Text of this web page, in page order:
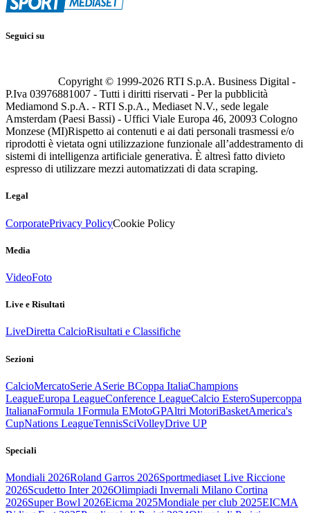
Seguici su
Copyright © 1999-2026 RTI S.p.A. Business Digital -
P.Iva 03976881007 - Tutti i diritti riservati - Per la pubblicità
Mediamond S.p.A. - RTI S.p.A., Mediaset N.V., sede legale
Amsterdam (Paesi Bassi) - Uffici Viale Europa 46, 20093 Cologno
Monzese (MI)Rispetto ai contenuti e ai dati personali trasmessi e/o
riprodotti è vietata ogni utilizzazione funzionale all’addestramento di
sistemi di intelligenza artificiale generativa. È altresì fatto divieto
espresso di utilizzare mezzi automatizzati di data scraping.
Legal
CorporatePrivacy PolicyCookie Policy
Media
VideoFoto
Live e Risultati
LiveDiretta CalcioRisultati e Classifiche
Sezioni
CalcioMercatoSerie ASerie BCoppa ItaliaChampions
LeagueEuropa LeagueConference LeagueCalcio EsteroSupercoppa
ItalianaFormula 1Formula EMotoGPAltri MotoriBasketAmerica's
CupNations LeagueTennisSciVolleyDrive UP
Speciali
Mondiali 2026Roland Garros 2026Sportmediaset Live Riccione
2026Scudetto Inter 2026Olimpiadi Invernali Milano Cortina
2026Super Bowl 2026Eicma 2025Mondiale per club 2025EICMA